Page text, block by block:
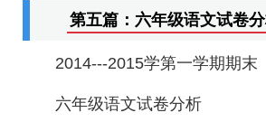
第五篇：六年级语文试卷
2014---2015学第一学期期末
六年级语文试卷分析